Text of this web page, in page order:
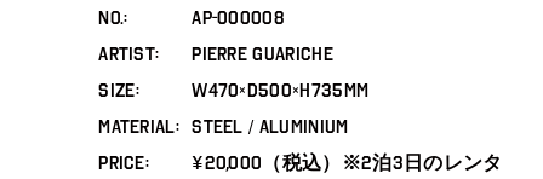
No.
Ap-000008
ARTIST
Pierre Guariche
SIZE
W470×D500×H735mm
MATERIAL
STEEL / ALUMINIUM
PRICE
¥20,000（税込）※2泊3日のレンタ